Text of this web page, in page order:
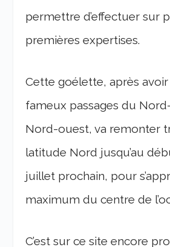
permettre d’effectuer sur
premières expertises.
Cette goélette, après
fameux passages du
Nord-ouest, va remonter
latitude Nord jusqu’au
juillet prochain, pour
maximum du centre de
C’est sur ce site encore